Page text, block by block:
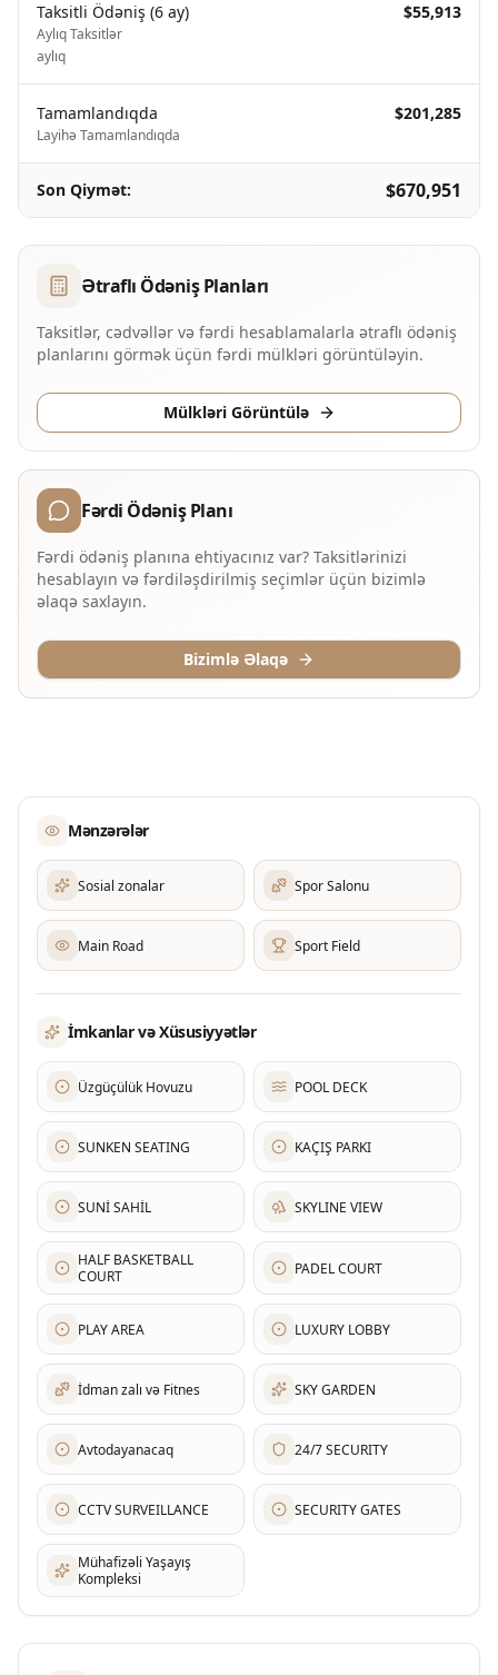
Taksitli Ödəniş (6 ay)
Aylıq Taksitlər
aylıq
$55,913
Tamamlandıqda
Layihə Tamamlandıqda
$201,285
Son Qiymət: $670,951
Ətraflı Ödəniş Planları
Taksitlər, cədvəllər və fərdi hesablamalarla ətraflı ödəniş
planlarını görmək üçün fərdi mülkləri görüntüləyin.
Mülkləri Görüntülə
Fərdi Ödəniş Planı
Fərdi ödəniş planına ehtiyacınız var? Taksitlərinizi
hesablayın və fərdiləşdirilmiş seçimlər üçün bizimlə
əlaqə saxlayın.
Bizimlə Əlaqə
Mənzərələr
Sosial zonalar Spor Salonu
Main Road Sport Field
İmkanlar və Xüsusiyyətlər
Üzgüçülük Hovuzu POOL DECK
SUNKEN SEATING KAÇIŞ PARKI
SUNİ SAHİL SKYLINE VIEW
HALF BASKETBALL
COURT
PADEL COURT
PLAY AREA LUXURY LOBBY
İdman zalı və Fitnes SKY GARDEN
Avtodayanacaq 24/7 SECURITY
CCTV SURVEILLANCE SECURITY GATES
Mühafizəli Yaşayış
Kompleksi